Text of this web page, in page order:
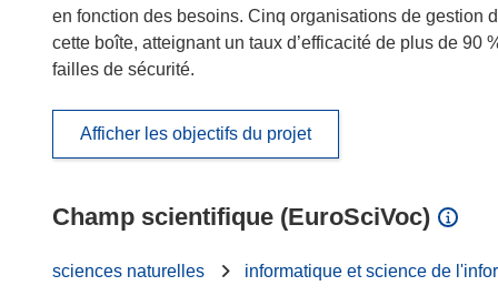
en fonction des besoins. Cinq organisations de gestion
cette boîte, atteignant un taux d’efficacité de plus de
failles de sécurité.
Afficher les objectifs du projet
Champ scientifique (EuroSciVoc)
sciences naturelles informatique et science de